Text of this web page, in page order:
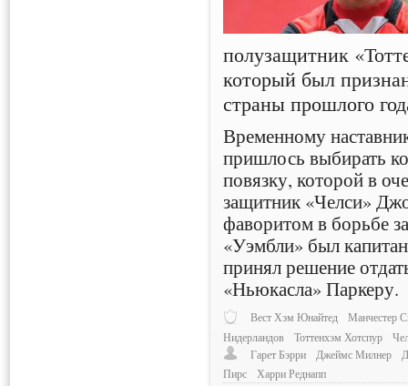
полузащитник
который был
страны прошлого
Временному
пришлось выбирать
повязку, которой в
защитник «Челси»
фаворитом в борьбе
«Уэмбли» был
принял решение
«Ньюкасла» Паркеру.
Вест Хэм Юнайтед
Манчестер
Нидерландов
Тоттенхэм Хотспур
Гарет Бэрри
Джеймс Милнер
Пирс
Харри Реднапп